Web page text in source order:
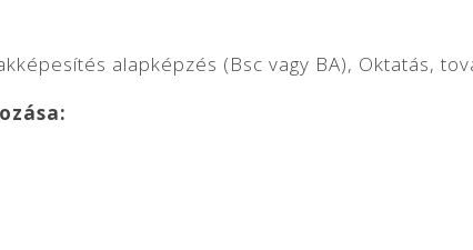
alapképzés (Bsc vagy BA), Oktatás,